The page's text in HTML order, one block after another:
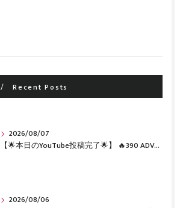
Recent Posts
2026/08/07
【🌟本日のYouTube投稿完了🌟】 🔥390 ADVENTURE R × KTM山形 オリジナルデカール仕様誕生🔥
2026/08/06